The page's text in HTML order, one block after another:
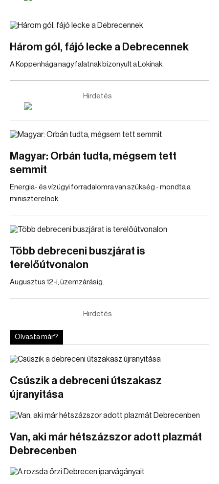
Három gól, fájó lecke a Debrecennek
A Koppenhága nagy falatnak bizonyult a Lokinak.
Hirdetés
Magyar: Orbán tudta, mégsem tett
semmit
Energia- és vízügyi forradalomra van szükség - mondta a
miniszterelnök.
Több debreceni buszjárat is
terelőútvonalon
Augusztus 12-i, üzemzárásig.
Hirdetés
Olvasta már?
Csúszik a debreceni útszakasz
újranyitása
Van, aki már hétszázszor adott plazmát
Debrecenben